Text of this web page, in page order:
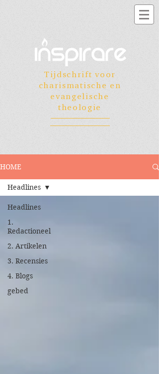
Tijdschrift voor
charismatische en
evangelische
theologie
HOME
Headlines
1.
Redactioneel
2. Artikelen
3. Recensies
4. Blogs
gebed
Headlines